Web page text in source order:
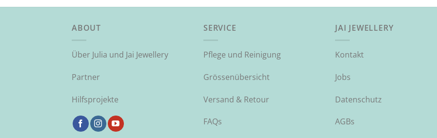
ABOUT
Über Julia und Jai Jewellery
Partner
Hilfsprojekte
SERVICE
Pflege und Reinigung
Grössenübersicht
Versand & Retour
FAQs
JAI JEWELLERY
Kontakt
Jobs
Datenschutz
AGBs